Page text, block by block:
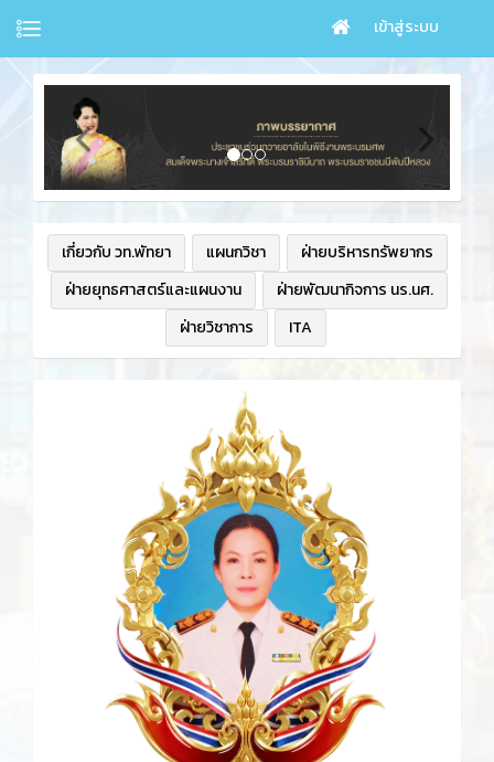
เข้าสู่ระบบ
เกี่ยวกับ วท.พัทยา แผนกวิชา
ฝ่ายบริหารทรัพยากร
ฝ่ายยุทธศาสตร์และแผนงาน
ฝ่ายพัฒนากิจการ นร.นศ.
ฝ่ายวิชาการ
ITA